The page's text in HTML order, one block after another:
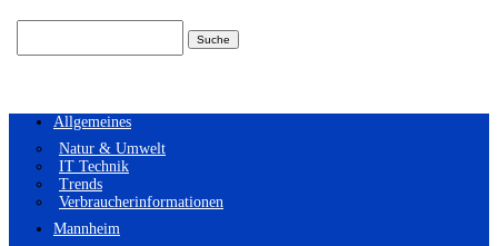
Allgemeines
Natur & Umwelt
IT Technik
Trends
Verbraucherinformationen
Mannheim